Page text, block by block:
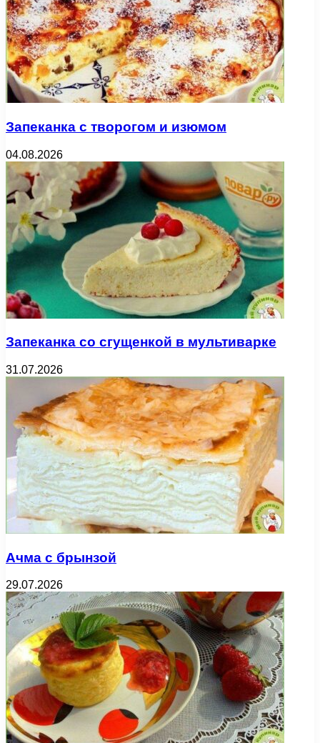
Запеканка с творогом и изюмом
04.08.2026
Запеканка со сгущенкой в мультиварке
31.07.2026
Ачма с брынзой
29.07.2026